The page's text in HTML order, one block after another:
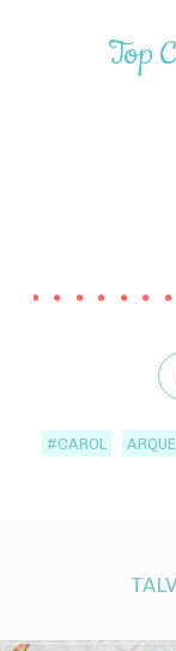
Top
#CAROL